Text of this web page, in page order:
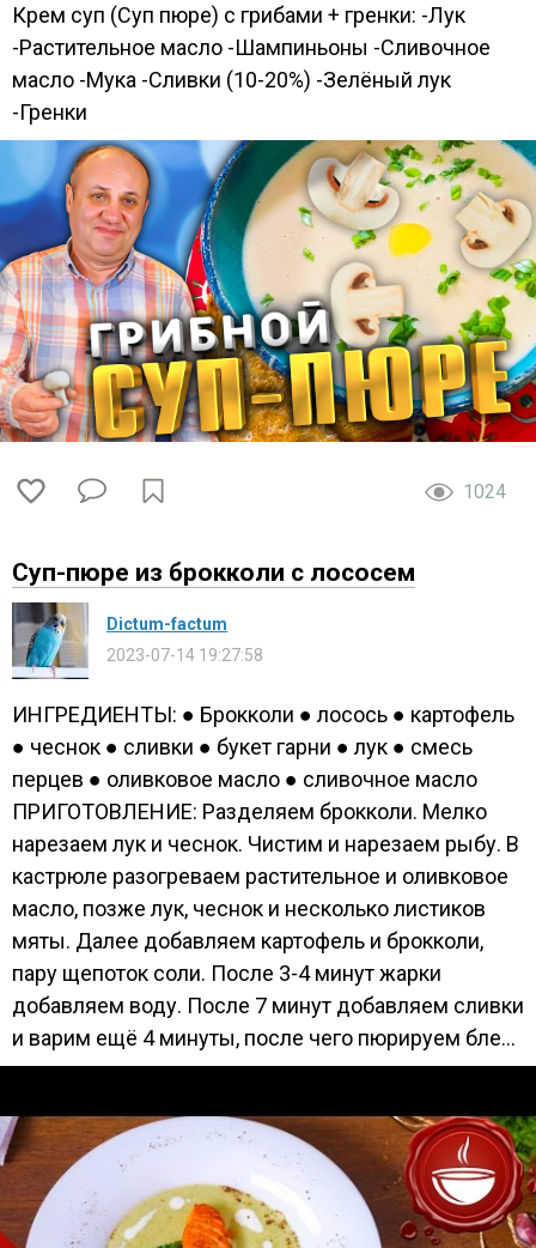
Крем суп (Суп пюре) с грибами + гренки: -Лук
-Растительное масло -Шампиньоны -Сливочное
масло -Мука -Сливки (10-20%) -Зелёный лук
-Гренки
1024
Суп-пюре из брокколи с лососем
Dictum-factum
2023-07-14 19:27:58
ИНГРЕДИЕНТЫ: ● Брокколи ● лосось ● картофель
● чеснок ● сливки ● букет гарни ● лук ● смесь
перцев ● оливковое масло ● сливочное масло
ПРИГОТОВЛЕНИЕ: Разделяем брокколи. Мелко
нарезаем лук и чеснок. Чистим и нарезаем рыбу. В
кастрюле разогреваем растительное и оливковое
масло, позже лук, чеснок и несколько листиков
мяты. Далее добавляем картофель и брокколи,
пару щепоток соли. После 3-4 минут жарки
добавляем воду. После 7 минут добавляем сливки
и варим ещё 4 минуты, после чего пюрируем бле...